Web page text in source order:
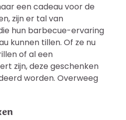
een cadeau voor de
zijn er tal van
hun barbecue-ervaring
kunnen tillen. Of ze nu
of al een
zijn, deze geschenken
worden. Overweeg